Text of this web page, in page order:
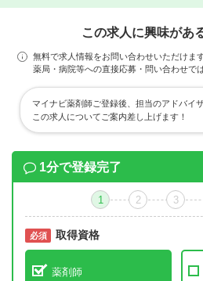
この求人に興味があ
無料で求人情報をお問い合わせいただけます
薬局・病院等への直接応募・問い合わせで
マイナビ薬剤師ご登録後、担当のアドバイ
この求人についてご案内差し上げます！
1分で登録完了
1 2 3
必須 取得資格
薬剤師